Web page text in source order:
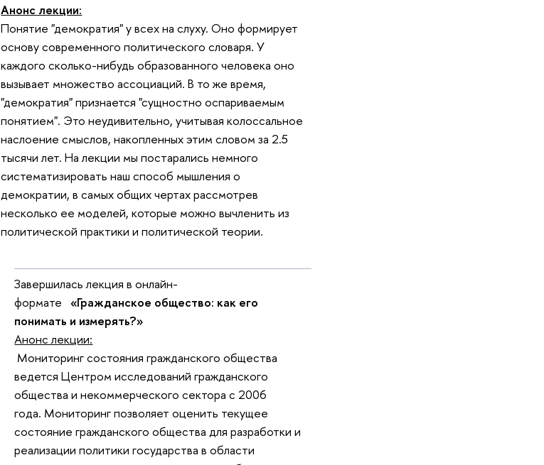
Анонс лекции:
Понятие "демократия" у всех на слуху. Оно формирует
основу современного политического словаря. У
каждого сколько-нибудь образованного человека оно
вызывает множество ассоциаций. В то же время,
"демократия" признается "сущностно оспариваемым
понятием". Это неудивительно, учитывая колоссальное
наслоение смыслов, накопленных этим словом за 2.5
тысячи лет. На лекции мы постарались немного
систематизировать наш способ мышления о
демократии, в самых общих чертах рассмотрев
несколько ее моделей, которые можно вычленить из
политической практики и политической теории.
Завершилась лекция в онлайн-
формате «Гражданское общество: как его
понимать и измерять?»
Анонс лекции:
Мониторинг состояния гражданского общества
ведется Центром исследований гражданского
общества и некоммерческого сектора с 2006
года. Мониторинг позволяет оценить текущее
состояние гражданского общества для разработки и
реализации политики государства в области